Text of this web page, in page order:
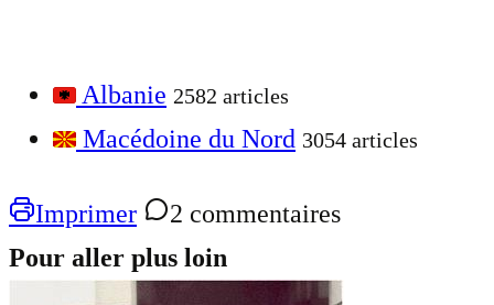
Albanie 2582 articles
Macédoine du Nord 3054 articles
Imprimer
2 commentaires
Pour aller plus loin